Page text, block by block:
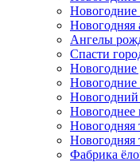
Новогодние
Новогодняя
Ангелы
Спасти
Новогодние
Новогодние
Новогоднее
Новогодняя
Новогодняя
Фабрика